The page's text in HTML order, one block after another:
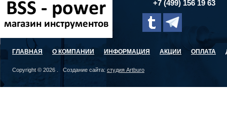
+7 (499) 156 19 63
ГЛАВНАЯ О КОМПАНИИ ИНФОРМАЦИЯ АКЦИИ ОПЛАТА
Copyright © 2026 . Создание сайта: студия Artburo